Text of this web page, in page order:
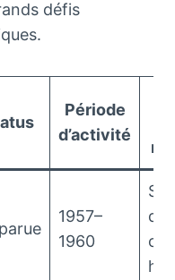
défis
Période
d’activité
1957–
1960